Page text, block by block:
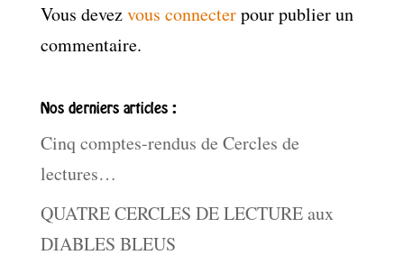
Vous devezvous connecterpour publier un
commentaire.
Nos derniers articles :
Cinq comptes-rendus de Cercles de
lectures…
QUATRE CERCLES DE LECTURE aux
DIABLES BLEUS